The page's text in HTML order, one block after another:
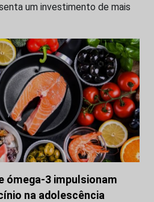
um investimento de mais
ómega-3 impulsionam
na adolescência